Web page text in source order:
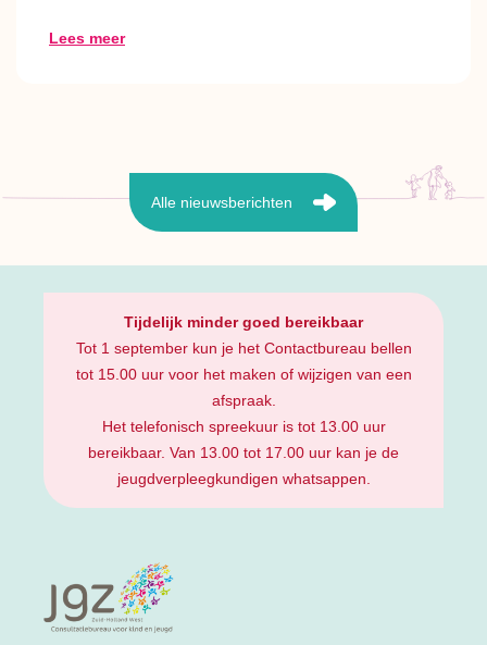
Lees meer
Alle nieuwsberichten
Tijdelijk minder goed bereikbaar
Tot 1 september kun je het Contactbureau bellen
tot 15.00 uur voor het maken of wijzigen van een
afspraak.
Het telefonisch spreekuur is tot 13.00 uur
bereikbaar. Van 13.00 tot 17.00 uur kan je de
jeugdverpleegkundigen whatsappen.